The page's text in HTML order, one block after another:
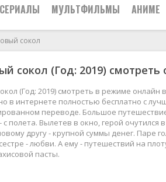
Боевики
Военные
Детективы
Детские
Драмы
Комедии
СЕРИАЛЫ МУЛЬТФИЛЬМЫ АНИМЕ
сокол
сокол (Год: 2019) смотреть
(Год: 2019) смотреть в режиме онлайн
в интернете полностью бесплатно с
переводе. Большое
с полета. Вылетев в окно, герой очутился
другу - крупной суммы денег. Паре
- любви. А ему - путешествий на
пасты.